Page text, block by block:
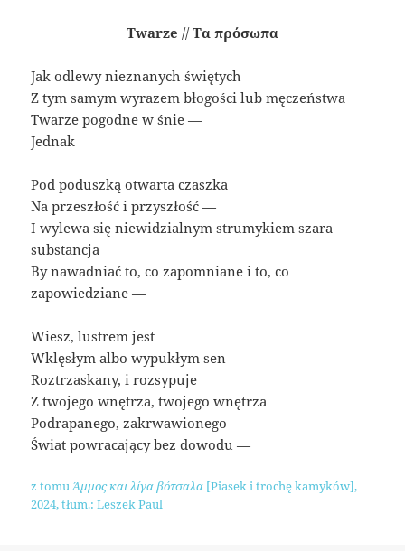
Twarze //Τα πρόσωπα
Jak odlewy nieznanych świętych
Z tym samym wyrazem błogości lub męczeństwa
Twarze pogodne w śnie —
Jednak
Pod poduszką otwarta czaszka
Na przeszłość i przyszłość —
I wylewa się niewidzialnym strumykiem szara
substancja
By nawadniać to, co zapomniane i to, co
zapowiedziane —
Wiesz, lustrem jest
Wklęsłym albo wypukłym sen
Roztrzaskany, i rozsypuje
Z twojego wnętrza, twojego wnętrza
Podrapanego, zakrwawionego
Świat powracający bez dowodu —
z tomuΆμμος και λίγα βότσαλα [Piasek i trochę kamyków],
2024, tłum.: Leszek Paul